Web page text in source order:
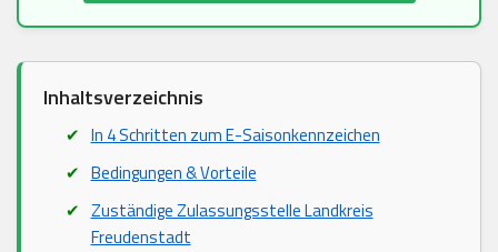
Inhaltsverzeichnis
In 4 Schritten zum E-Saisonkennzeichen
Bedingungen & Vorteile
Zuständige Zulassungsstelle Landkreis
Freudenstadt